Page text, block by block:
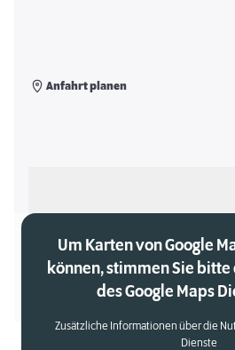
Anfahrt planen
Um Karten von Google
können, stimmen Sie
des Google Maps
Zusätzliche Informationen über die
Dienste